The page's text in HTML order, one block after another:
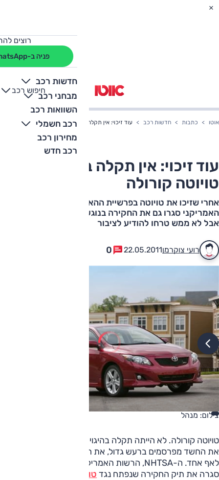
רוצים
פניה ב-WhatsApp
חדשות רכב
מבחני רכב
השוואות רכב
רכב חשמלי
מחירון רכב
רכב חדש
חיפוש רכב
+
-
אוטו כתבות חדשות רכב עוד זיכוי: אין תקלה בהיגוי של טויוטה קורולה
עוד זיכוי: אין תקלה בהיגוי של
טויוטה קורולה
האמריקני סגרו גם את החקירה בנוגע לחשד לתקלת היגוי.
אבל לא ממש טרחו להודיע לציבור
רועי צוקרמן22.05.2011
0
צילום: מנהל
טויוטה קורולה. לא הייתה תקלה בהיגוי
את החשד מפרסמים ברעש גדול, את הזיכוי מבצעים בלי לספר
לאף אחד. ה-NHTSA, הרשות האמריקנית לבטיחות בדרכים,
סגרה את תיק החקירה שנפתח נגד טויוטה